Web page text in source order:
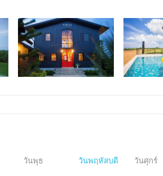
วันพุธ วันพฤหัสบดี วันศุกร์